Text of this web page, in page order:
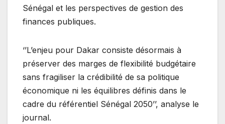
Sénégal et les perspectives de gestion des
finances publiques.
‘’L’enjeu pour Dakar consiste désormais à
préserver des marges de flexibilité budgétaire
sans fragiliser la crédibilité de sa politique
économique ni les équilibres définis dans le
cadre du référentiel Sénégal 2050’’, analyse le
journal.